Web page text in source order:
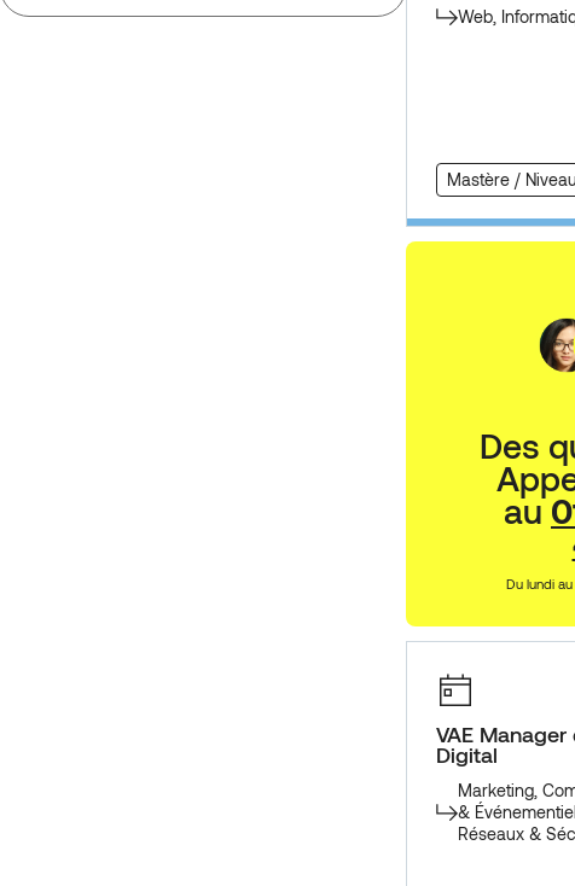
Web,
Mastère /
Des
au
Du lundi
VAE
Digital
Marketing,
& Événementiel
Réseaux &